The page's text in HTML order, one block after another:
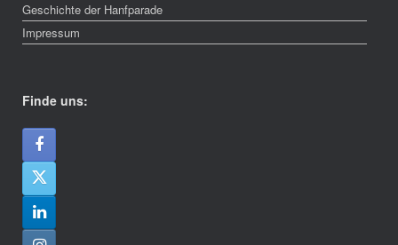
Geschichte der Hanfparade
Impressum
Finde uns: